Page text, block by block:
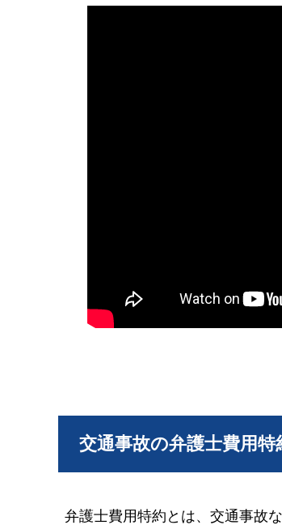
交通事故の弁護士費用特
弁護士費用特約とは、交通事故